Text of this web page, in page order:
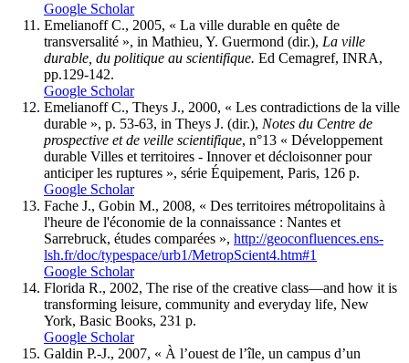
Google Scholar
Emelianoff C., 2005, « La ville durable en quête de
transversalité », in Mathieu, Y. Guermond (dir.), La ville
durable, du politique au scientifique. Ed Cemagref, INRA,
pp.129-142.
Google Scholar
Emelianoff C., Theys J., 2000, « Les contradictions de la ville
durable », p. 53-63, in Theys J. (dir.), Notes du Centre de
prospective et de veille scientifique, n°13 « Développement
durable Villes et territoires - Innover et décloisonner pour
anticiper les ruptures », série Équipement, Paris, 126 p.
Google Scholar
Fache J., Gobin M., 2008, « Des territoires métropolitains à
l'heure de l'économie de la connaissance : Nantes et
Sarrebruck, études comparées », http://geoconfluences.ens-
lsh.fr/doc/typespace/urb1/MetropScient4.htm#1
Google Scholar
Florida R., 2002, The rise of the creative class—and how it is
transforming leisure, community and everyday life, New
York, Basic Books, 231 p.
Google Scholar
Galdin P.-J., 2007, « À l’ouest de l’île, un campus d’un